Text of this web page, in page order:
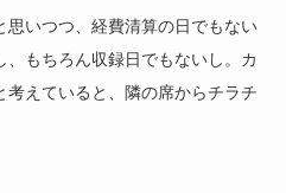
いつつ、経費清算の日でもない
、もちろん収録日でもないし。カ
考えていると、隣の席からチラチ